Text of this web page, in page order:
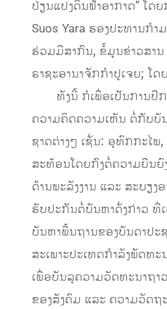
ປ່ຽນແປງດິນຟ້າອາກາດ” ໂດ
Suos Yara ຮອງປະທານກຳ
ຮ່ວມມືສາກົນ, ຂໍ້ມູນຂ່າວສານ
ຣາຊະອານາຈັກກຳປູເຈຍ; ໂ
ທັງນີ້ ກໍເພື່ອເປັນການປຶກ
ຄວາມຄິດຄວາມເຫັນ ຕໍ່ກັບບັ
ຊາດຕ່າງໆ ເຊັ່ນ: ອຸທົກກະໄ
ສະທ້ອນໂດຍກົງຕໍ່ຄວາມຍືນຍົ
ດ້ານພະລັງງານ ແລະ ສະບຽງ
ຮັບປະກັນຕໍ່ບັນຫາດັ່ງກ່າວ ທີ່
ບັນຫາພື້ນຖານຂອງບັນດາປະ
ສະເພາະປະເທດກຳລັງພັດທ
ເພື່ອບັນລຸຄວາມວັດທະນາຖ
ຂອງສັງຄົມ ແລະ ຄວາມວັດຖ